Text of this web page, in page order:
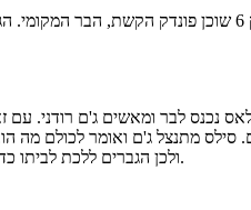
פרק 6 שוכן פונדק הקשת, הבר
נכנס לבר ומאשים ג'ם רודני.
סילס מתנצל ג'ם ואומר לכולם מה
ולכן הגברים ללכת לביתו כדי להיות הסמיכו ומתחיל בחקירה.